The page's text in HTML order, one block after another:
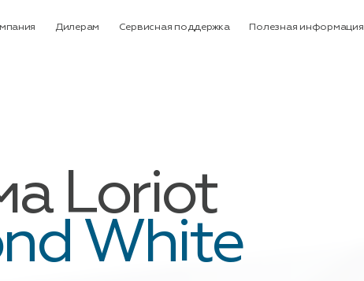
Дилерам Сервисная поддержка Полезная информация
Loriot
White